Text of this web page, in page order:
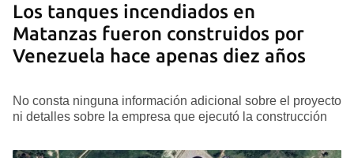
Los tanques incendiados en
Matanzas fueron construidos por
Venezuela hace apenas diez años
No consta ninguna información adicional sobre el proyecto
ni detalles sobre la empresa que ejecutó la construcción